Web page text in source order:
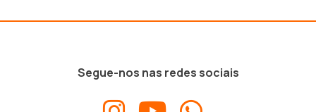
Segue-nos nas redes sociais